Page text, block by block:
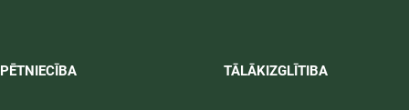
PĒTNIECĪBA TĀLĀKIZGLĪTIBA